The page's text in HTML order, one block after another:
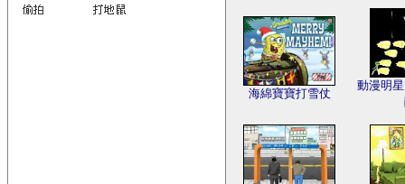
海綿寶寶打雪仗
動漫明